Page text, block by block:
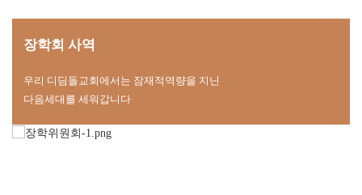
장학회 사역
우리 디딤돌교회에서는 잠재적역량을 지닌
다음세대를 세워갑니다